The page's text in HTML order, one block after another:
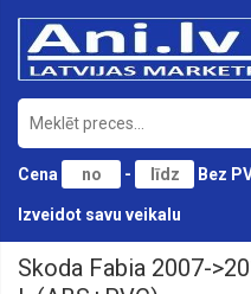
Cena - Bez
Izveidot savu veikalu
Lukturi,
remkomplekti
Skoda Fabia 2007-